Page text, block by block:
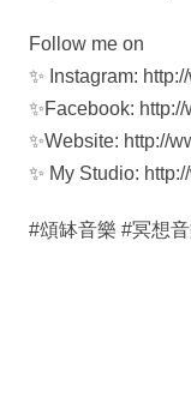
Follow me on
✨ Instagram:
✨Facebook:
✨Website: http://
✨ My Studio:
#頌缽音樂 #冥想